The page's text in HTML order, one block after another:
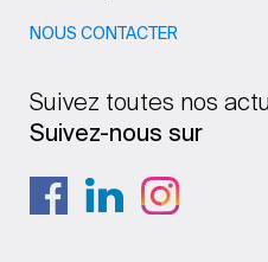
NOUS CONTACTER
Suivez toutes nos
Suivez-nous sur